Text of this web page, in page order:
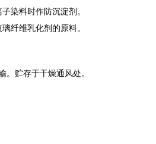
染料时作防沉淀剂。
纤维乳化剂的原料。
。贮存于干燥通风处。